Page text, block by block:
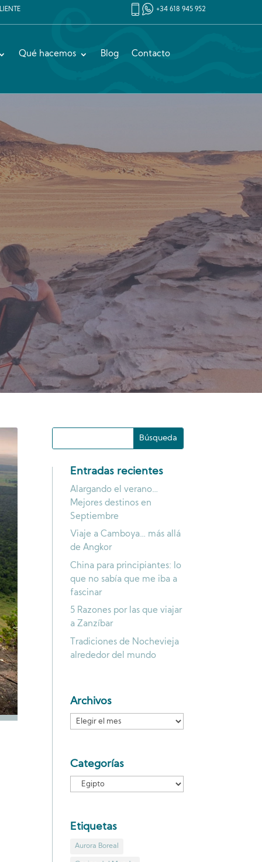
+34 618 945 952
Qué hacemos Blog Contacto
Entradas recientes
Alargando el verano…
Mejores destinos en
Septiembre
Viaje a Camboya… más allá
de Angkor
China para principiantes: lo
que no sabía que me iba a
fascinar
5 Razones por las que viajar
a Zanzíbar
Tradiciones de Nochevieja
alrededor del mundo
Archivos
Archivos
Categorías
Categorías
Etiquetas
Aurora Boreal